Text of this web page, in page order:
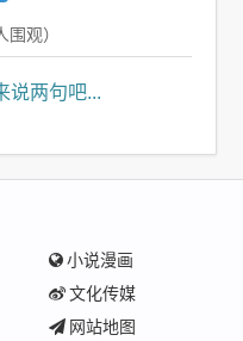
围观）
说两句吧...
小说漫画
文化传媒
网站地图